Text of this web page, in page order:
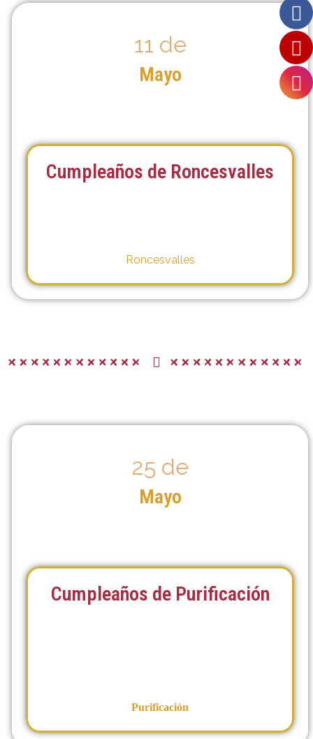
11 de
Mayo
Cumpleaños de Roncesvalles
Roncesvalles
25 de
Mayo
Cumpleaños de Purificación
Purificación